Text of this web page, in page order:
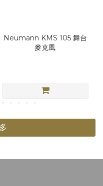
Neumann KMS 105 舞台
麥克風